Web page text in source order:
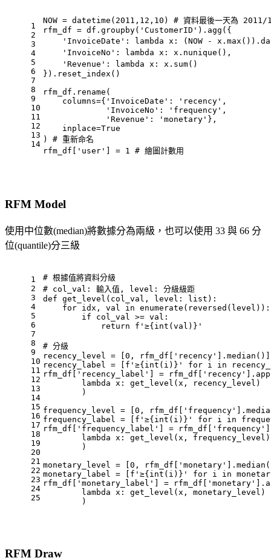
1
2
3
4
5
6
7
8
9
10
11
12
13
14
NOW = datetime( 2011 , 12 , 10 ) # 資料最後一天為 2011/
rfm_df = df.groupby( 'CustomerID' ).agg({
'InvoiceDate' : lambda x: (NOW - x. max
'InvoiceNo' : lambda x:
'Revenue' : lambda x: x. sum
}).reset_index()
rfm_df.rename(
    columns={
'InvoiceDate' : 'recency' ,
'InvoiceNo' : 'frequency' ,
'Revenue' : 'monetary' },
    inplace=
True
) # 重新命名
rfm_df[
'user' ] = 1 # 繪圖計數用
RFM Model
使用中位數(median)將數據分為兩級，也可以使用 33 與 66 分
位(quantile)分三級
1
2
3
4
5
6
7
8
9
10
11
12
13
14
15
16
17
18
19
20
21
22
23
24
25
# 根據值將資料分級
# col_val: 輸入值, level: 分級級距
def get_level ( col_val, level: list ):
for idx, val in enumerate ( reversed (level)):
if col_val >= val:
return
f'≥{int (val)} '
# 分級
recency_level = [0 , rfm_df[ 'recency' ].median()]
recency_label = [ f'≥{int (i)} ' for i in
rfm_df[ 'recency_label' ] = rfm_df[ 'recency'
lambda x: get_level(x, recency_level)
	)
frequency_level = [0 , rfm_df[ 'frequency'
frequency_label = [ f'≥{int (i)} ' for i in
rfm_df[ 'frequency_label' ] = rfm_df[ 'frequency'
lambda x: get_level(x, frequency_level)
	)
monetary_level = [0 , rfm_df[ 'monetary'
monetary_label = [ f'≥{int (i)} ' for i in
rfm_df[ 'monetary_label' ] = rfm_df[ 'monetary'
lambda x: get_level(x, monetary_level)
	)
RFM Draw